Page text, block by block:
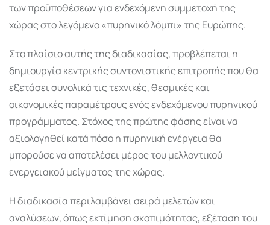
των προϋποθέσεων για ενδεχόμενη συμμετοχή της
χώρας στο λεγόμενο «πυρηνικό λόμπι» της Ευρώπης.
Στο πλαίσιο αυτής της διαδικασίας, προβλέπεται η
δημιουργία κεντρικής συντονιστικής επιτροπής που θα
εξετάσει συνολικά τις τεχνικές, θεσμικές και
οικονομικές παραμέτρους ενός ενδεχόμενου πυρηνικού
προγράμματος. Στόχος της πρώτης φάσης είναι να
αξιολογηθεί κατά πόσο η πυρηνική ενέργεια θα
μπορούσε να αποτελέσει μέρος του μελλοντικού
ενεργειακού μείγματος της χώρας.
Η διαδικασία περιλαμβάνει σειρά μελετών και
αναλύσεων, όπως εκτίμηση σκοπιμότητας, εξέταση του